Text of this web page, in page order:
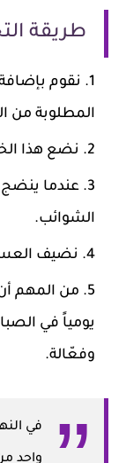
طريقة
نقوم
المطلوبة من
نضع هذا
عندما ينضج
الشوائب.
نضيف
من المهم
يومياً في
وفعّالة.
في
واحد